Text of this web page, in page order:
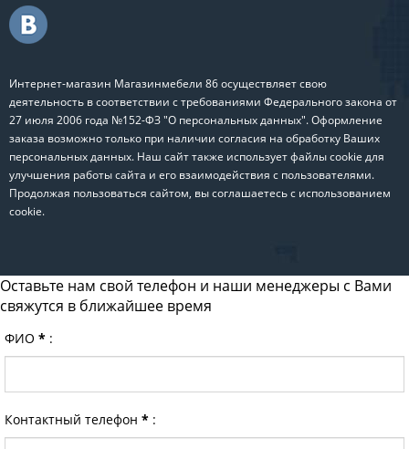
Интернет-магазин Магазинмебели 86 осуществляет свою
деятельность в соответствии с требованиями Федерального закона от
27 июля 2006 года №152-ФЗ "О персональных данных". Оформление
заказа возможно только при наличии согласия на обработку Ваших
персональных данных. Наш сайт также использует файлы cookie для
улучшения работы сайта и его взаимодействия с пользователями.
Продолжая пользоваться сайтом, вы соглашаетесь с использованием
cookie.
Оставьте нам свой телефон и наши менеджеры с Вами
свяжутся в ближайшее время
ФИО * :
Контактный телефон * :